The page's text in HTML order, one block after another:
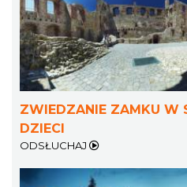
ZWIEDZANIE ZAMKU W
DZIECI
ODSŁUCHAJ